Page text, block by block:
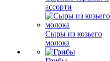
ассорти
Сыры из козьего
молока